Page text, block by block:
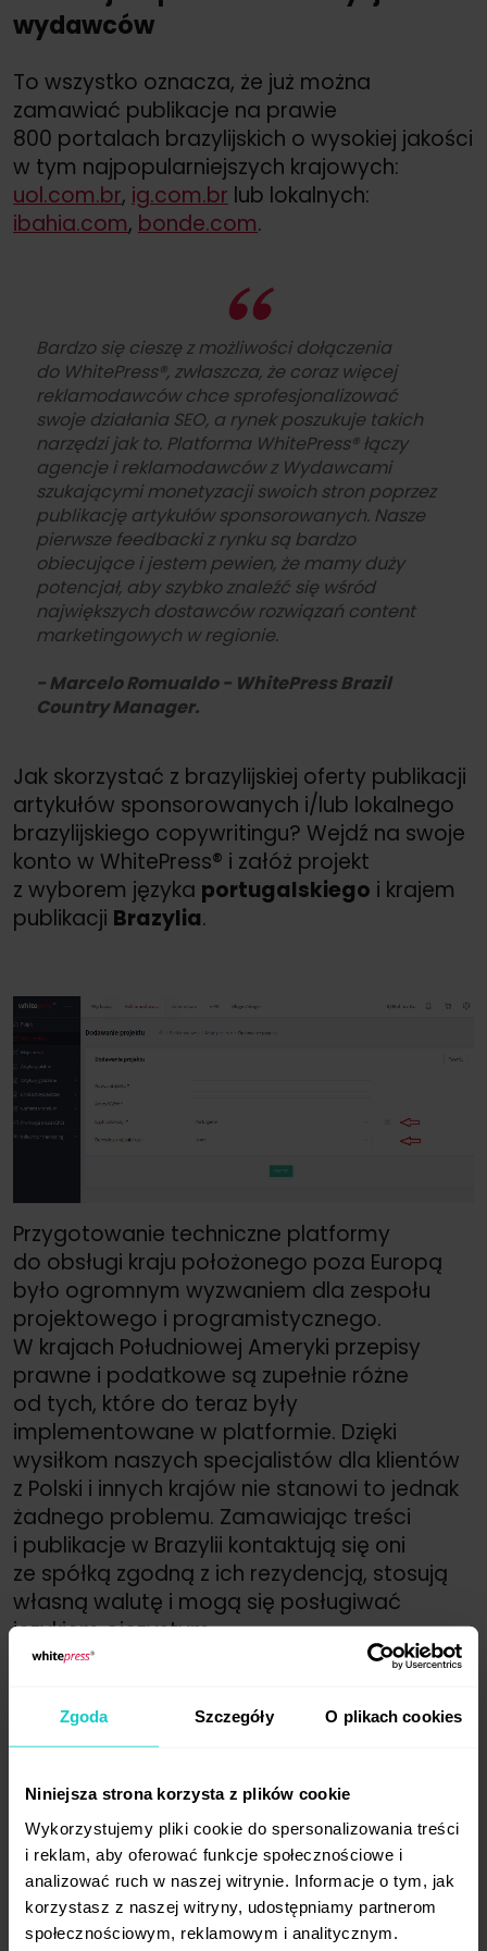
Zgoda Szczegóły O plikach cookies
Niniejsza strona korzysta z plików cookie
Wykorzystujemy pliki cookie do spersonalizowania treści
i reklam, aby oferować funkcje społecznościowe i
analizować ruch w naszej witrynie. Informacje o tym, jak
korzystasz z naszej witryny, udostępniamy partnerom
społecznościowym, reklamowym i analitycznym.
wydawców
To wszystko oznacza, że już można
zamawiać publikacje na prawie
800 portalach brazylijskich o wysokiej jakości
w tym najpopularniejszych krajowych:
uol.com.br, ig.com.br lub lokalnych:
ibahia.com, bonde.com.
Bardzo się cieszę z możliwości dołączenia
do WhitePress®, zwłaszcza, że coraz więcej
reklamodawców chce sprofesjonalizować
swoje działania SEO, a rynek poszukuje takich
narzędzi jak to. Platforma WhitePress® łączy
agencje i reklamodawców z Wydawcami
szukającymi monetyzacji swoich stron poprzez
publikację artykułów sponsorowanych. Nasze
pierwsze feedbacki z rynku są bardzo
obiecujące i jestem pewien, że mamy duży
potencjał, aby szybko znaleźć się wśród
największych dostawców rozwiązań content
marketingowych w regionie.
- Marcelo Romualdo - WhitePress Brazil
Country Manager.
Jak skorzystać z brazylijskiej oferty publikacji
artykułów sponsorowanych i/lub lokalnego
brazylijskiego copywritingu? Wejdź na swoje
konto w WhitePress® i załóż projekt
z wyborem języka portugalskiego i krajem
publikacji Brazylia.
Przygotowanie techniczne platformy
do obsługi kraju położonego poza Europą
było ogromnym wyzwaniem dla zespołu
projektowego i programistycznego.
W krajach Południowej Ameryki przepisy
prawne i podatkowe są zupełnie różne
od tych, które do teraz były
implementowane w platformie. Dzięki
wysiłkom naszych specjalistów dla klientów
z Polski i innych krajów nie stanowi to jednak
żadnego problemu. Zamawiając treści
i publikacje w Brazylii kontaktują się oni
ze spółką zgodną z ich rezydencją, stosują
własną walutę i mogą się posługiwać
językiem ojczystym.
Chcesz publikować w Brazylii? Jeśli masz
pytania lub wątpliwości, zapraszamy
do kontaktu:
office@whitepress.com
Dlaczego właśnie Brazylia?
Gospodarka Brazylii pod względem wielkości
zajmuje dziewiąte miejsce
na świecie. Według raportu Statista rynek
w Brazylii jest czwartym co do wielkości